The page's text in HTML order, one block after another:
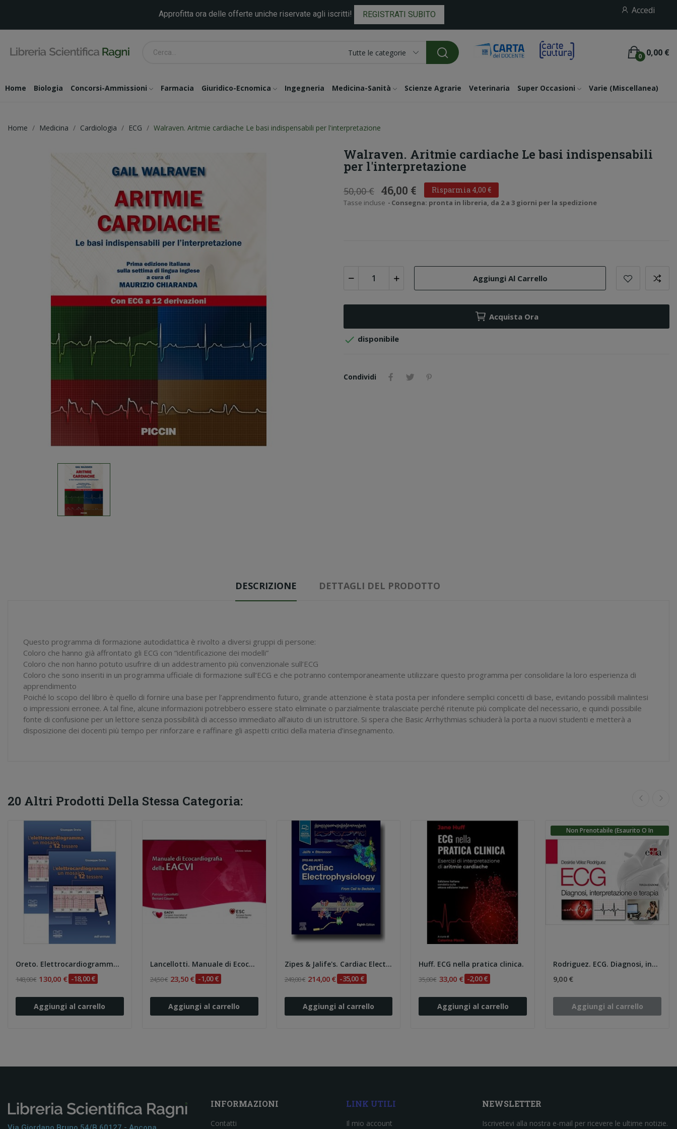
Approfitta ora delle offerte uniche riservate agli iscritti! REGISTRATI SUBITO Accedi
Tutte le categorie 0,00 €
0
Home Biologia Concorsi-Ammissioni Farmacia Giuridico-Ecnomica Ingegneria Medicina-Sanità Scienze Agrarie Veterinaria Super Occasioni Varie (miscellanea)
Home Medicina Cardiologia ECG Walraven. Aritmie cardiache Le basi indispensabili per l'interpretazione
Walraven. Aritmie cardiache Le basi indispensabili
per l'interpretazione
50,00 € 46,00 € Risparmia 4,00 €
Tasse incluse Consegna: pronta in libreria, da 2 a 3 giorni per la spedizione
Aggiungi Al Carrello
Acquista Ora
 disponibile
Condividi
DESCRIZIONE DETTAGLI DEL PRODOTTO
Questo programma di formazione autodidattica è rivolto a diversi gruppi di persone:
Coloro che hanno già affrontato gli ECG con “identificazione dei modelli”
Coloro che non hanno potuto usufrire di un addestramento più convenzionale sull’ECG
Coloro che sono inseriti in un programma ufficiale di formazione sull’ECG e che potranno contemporaneamente utilizzare questo programma per consolidare la loro esperienza di
apprendimento
Poiché lo scopo del libro è quello di fornire una base per l’apprendimento futuro, grande attenzione è stata posta per infondere semplici concetti di base, evitando possibili malintesi
o impressioni erronee. A tal fine, alcune informazioni potrebbero essere stato eliminate o parzialmente tralasciate perché ritenute più complicate del necessario, e quindi possibile
fonte di confusione per un lettore senza possibilità di accesso immediato all’aiuto di un istruttore. Si spera che Basic Arrhythmias schiuderà la porta a nuovi studenti e metterà a
disposizione dei docenti più tempo per rinforzare e raffinare gli aspetti critici della materia d’insegnamento.
20 Altri Prodotti Della Stessa Categoria:
Oreto. Elettrocardiogramma: un mosaico a 12...
148,00 € 130,00 € -18,00 €
Aggiungi al carrello
Lancellotti. Manuale di Ecocardiografia della...
24,50 € 23,50 € -1,00 €
Aggiungi al carrello
Zipes & Jalife's. Cardiac Electrophysiology:...
249,00 € 214,00 € -35,00 €
Aggiungi al carrello
Huff. ECG nella pratica clinica.
35,00 € 33,00 € -2,00 €
Aggiungi al carrello
Non Prenotabile (esaurito O In
Rodriguez. ECG. Diagnosi, interpretazione e...
9,00 €
Aggiungi al carrello
INFORMAZIONI
Contatti
LINK UTILI
Il mio account
NEWSLETTER
Iscrivetevi alla nostra e-mail per ricevere le ultime notizie.